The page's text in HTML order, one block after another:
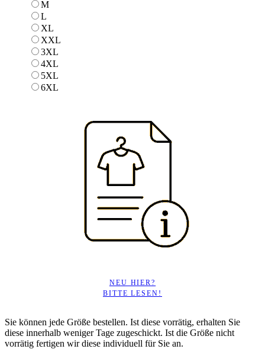
MM
L
XL
XXL
3XL
4XL
5XL
6XL
NEU HIER?
BITTE LESEN!
Sie können jede Größe bestellen. Ist diese vorrätig, erhalten Sie
diese innerhalb weniger Tage zugeschickt. Ist die Größe nicht
vorrätig fertigen wir diese individuell für Sie an.